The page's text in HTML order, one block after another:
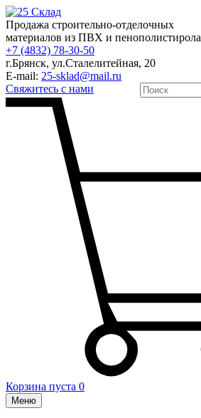
Продажа строительно-отделочных
материалов из ПВХ и пенополистирола
+7 (4832) 78-30-50
г.Брянск, ул.Сталелитейная, 20
E-mail: 25-sklad@mail.ru
Свяжитесь с нами
Корзина пуста 0
Меню